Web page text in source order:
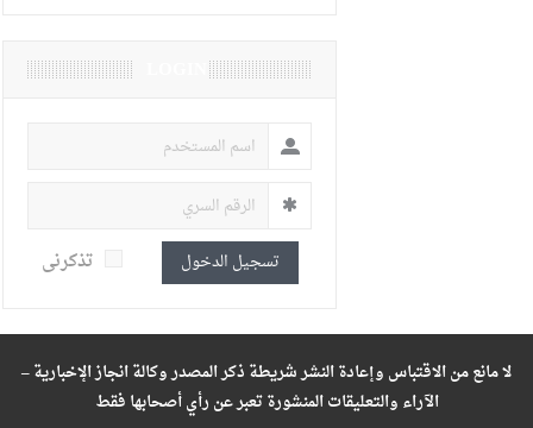
تسجيل الدخول تذكرنى
لا مانع من الاقتباس وإعادة النشر شريطة ذكر المصدر وكالة انجاز الإخبارية –
الآراء والتعليقات المنشورة تعبر عن رأي أصحابها فقط